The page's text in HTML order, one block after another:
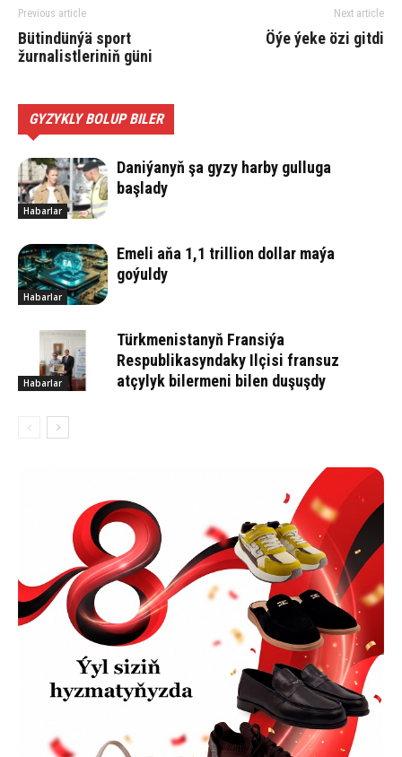
Previous article
Bütindünýä sport
žurnalistleriniň güni
Next article
Öýe ýeke özi gitdi
GYZYKLY BOLUP BILER
Habarlar
Daniýanyň şa gyzy harby gulluga
başlady
Habarlar
Emeli aňa 1,1 trillion dollar maýa
goýuldy
Habarlar
Türkmenistanyň Fransiýa
Respublikasyndaky Ilçisi fransuz
atçylyk bilermeni bilen duşuşdy